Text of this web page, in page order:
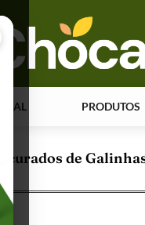
PRODUTOS
de